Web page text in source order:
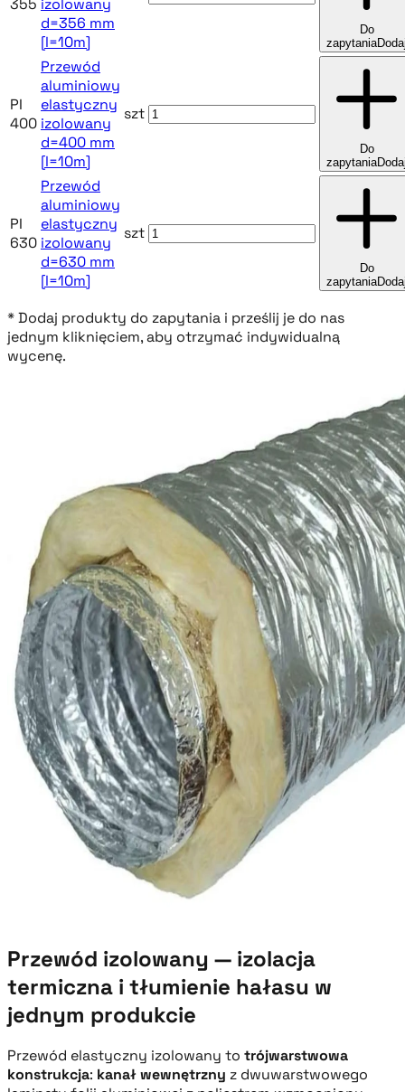
d=356 mm
[l=10m]
Do
zapytania
PI
400
Przewód
aluminiowy
elastyczny
izolowany
d=400 mm
[l=10m]
szt
Do
zapytania
PI
630
Przewód
aluminiowy
elastyczny
izolowany
d=630 mm
[l=10m]
szt
Do
zapytania
* Dodaj produkty do zapytania i prześlij je do nas
jednym kliknięciem, aby otrzymać indywidualną
wycenę.
Przewód izolowany — izolacja
termiczna i tłumienie hałasu w
jednym produkcie
Przewód elastyczny izolowany to trójwarstwowa
konstrukcja: kanał wewnętrzny z dwuwarstwowego